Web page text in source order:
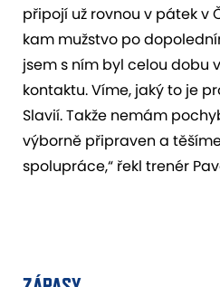
připojí už rovnou v pátek v
kam mužstvo po
jsem s ním byl celou dobu
kontaktu. Víme, jaký to je
Slavií. Takže nemám
výborně připraven a
spolupráce,“ řekl trenér